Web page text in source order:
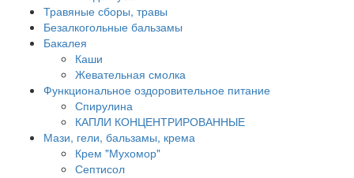
Травяные сборы, травы
Безалкогольные бальзамы
Бакалея
Каши
Жевательная смолка
Функциональное оздоровительное питание
Спирулина
КАПЛИ КОНЦЕНТРИРОВАННЫЕ
Мази, гели, бальзамы, крема
Крем "Мухомор"
Септисол